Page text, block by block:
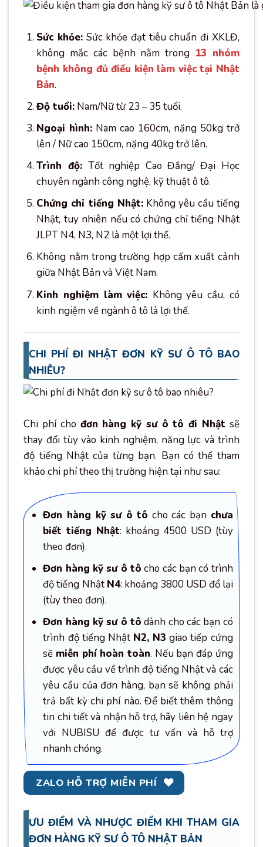
Sức khỏe: Sức khỏe đạt tiêu chuẩn đi XKLĐ,
không mắc các bệnh nằm trong 13 nhóm
bệnh không đủ điều kiện làm việc tại Nhật
Bản.
Độ tuổi: Nam/Nữ từ 23 – 35 tuổi.
Ngoại hình: Nam cao 160cm, nặng 50kg trở
lên / Nữ cao 150cm, nặng 40kg trở lên.
Trình độ:Tốt nghiệp Cao Đẳng/ Đại Học
chuyên ngành công nghệ, kỹ thuật ô tô.
Chứng chỉ tiếng Nhật:Không yêu cầu tiếng
Nhật, tuy nhiên nếu có chứng chỉ tiếng Nhật
JLPT N4, N3, N2 là một lợi thế.
Không nằm trong trường hợp cấm xuất cảnh
giữa Nhật Bản và Việt Nam.
Kinh nghiệm làm việc: Không yêu cầu, có
kinh ngiệm về ngành ô tô là lợi thế.
CHI PHÍ ĐI NHẬT ĐƠN KỸ SƯ Ô TÔ BAO
NHIÊU?
Chi phí cho đơn hàng kỹ sư ô tô đi Nhật sẽ
thay đổi tùy vào kinh nghiệm, năng lực và trình
độ tiếng Nhật của từng bạn. Bạn có thể tham
khảo chi phí theo thị trường hiện tại như sau:
Đơn hàng kỹ sư ô tô cho các bạn chưa
biết tiếng Nhật: khoảng 4500 USD (tùy
theo đơn).
Đơn hàng kỹ sư ô tô cho các bạn có trình
độ tiếng Nhật N4: khoảng 3800 USD đổ lại
(tùy theo đơn).
Đơn hàng kỹ sư ô tô dành cho các bạn có
trình độ tiếng Nhật N2, N3 giao tiếp cứng
sẽ miễn phí hoàn toàn. Nếu bạn đáp ứng
được yêu cầu về trình độ tiếng Nhật và các
yêu cầu của đơn hàng, bạn sẽ không phải
trả bất kỳ chi phí nào. Để biết thêm thông
tin chi tiết và nhận hỗ trợ, hãy liên hệ ngay
với NUBISU để được tư vấn và hỗ trợ
nhanh chóng.
ZALO HỖ TRỢ MIỄN PHÍ
ƯU ĐIỂM VÀ NHƯỢC ĐIỂM KHI THAM GIA
ĐƠN HÀNG KỸ SƯ Ô TÔ NHẬT BẢN